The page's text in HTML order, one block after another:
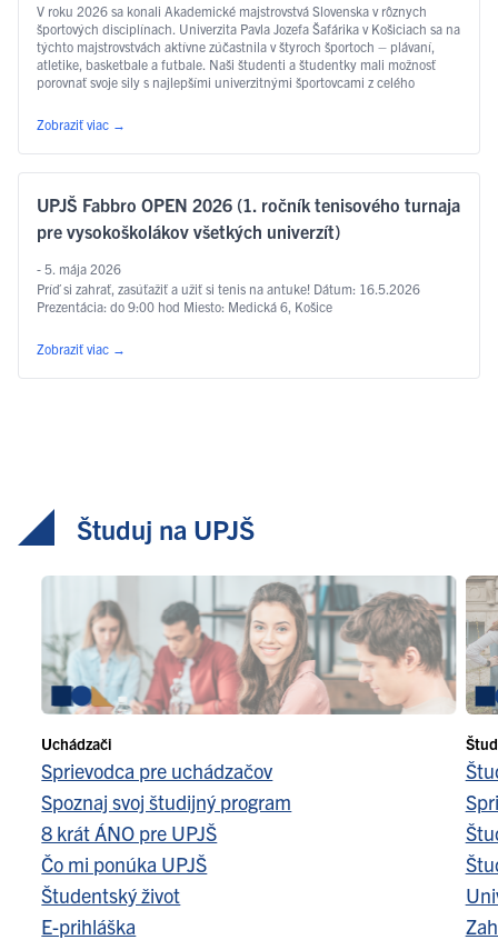
V roku 2026 sa konali Akademické majstrovstvá Slovenska v rôznych
športových disciplínach. Univerzita Pavla Jozefa Šafárika v Košiciach sa na
týchto majstrovstvách aktívne zúčastnila v štyroch športoch – plávaní,
atletike, basketbale a futbale. Naši študenti a študentky mali možnosť
porovnať svoje sily s najlepšími univerzitnými športovcami z celého
… Čítať ďalej
Zobraziť viac →
UPJŠ Fabbro OPEN 2026 (1. ročník tenisového turnaja
pre vysokoškolákov všetkých univerzít)
- 5. mája 2026
Príď si zahrať, zasúťažiť a užiť si tenis na antuke! Dátum: 16.5.2026
Prezentácia: do 9:00 hod Miesto: Medická 6, Košice
Zobraziť viac →
Študuj na UPJŠ
Uchádzači
Sprievodca pre uchádzačov
Spoznaj svoj študijný program
8 krát ÁNO pre UPJŠ
Čo mi ponúka UPJŠ
Študentský život
E-prihláška